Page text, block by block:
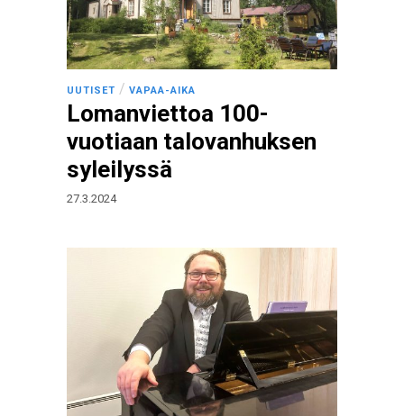
UUTISET / VAPAA-AIKA
Lomanviettoa 100-
vuotiaan talovanhuksen
syleilyssä
27.3.2024